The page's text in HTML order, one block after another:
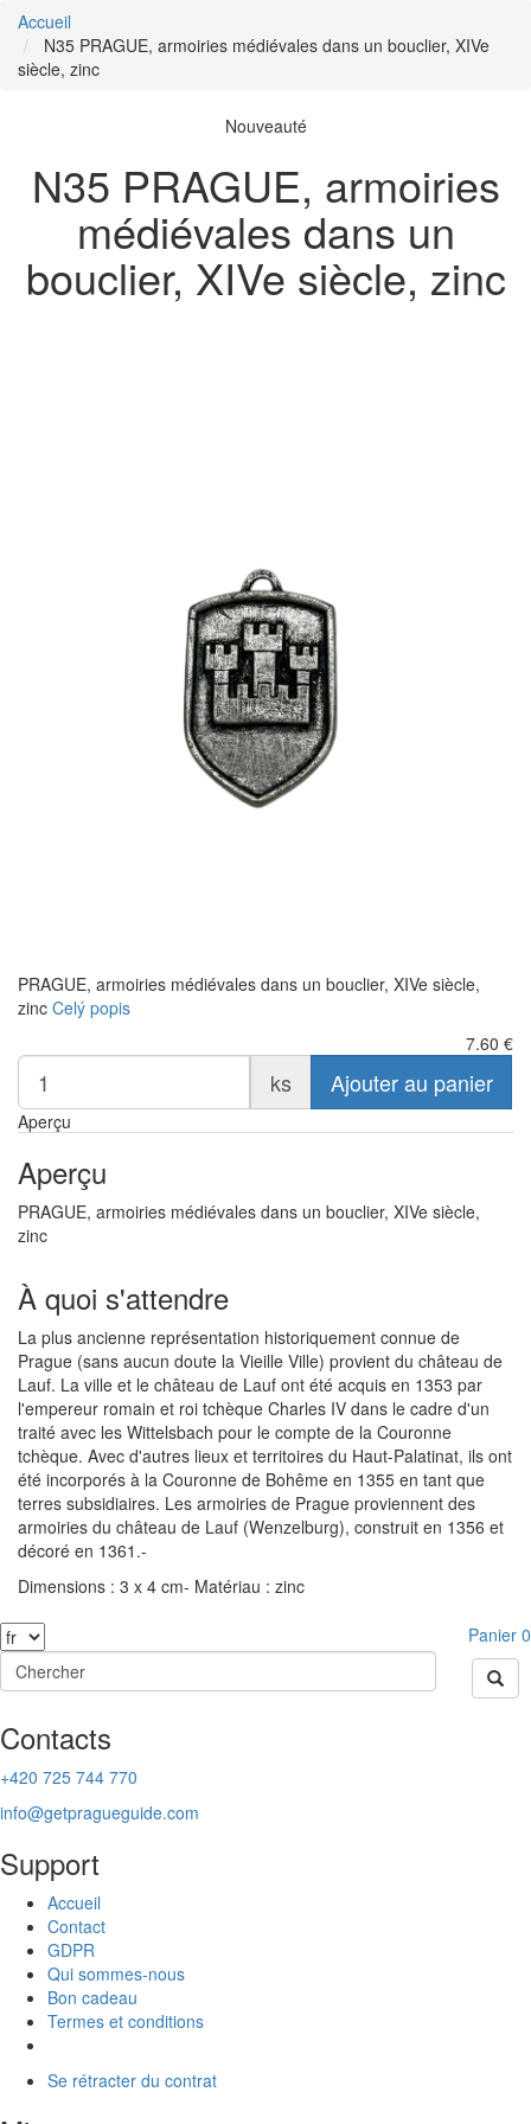
Accueil
N35 PRAGUE, armoiries médiévales dans un bouclier, XIVe
siècle, zinc
Nouveauté
N35 PRAGUE, armoiries
médiévales dans un
bouclier, XIVe siècle, zinc
PRAGUE, armoiries médiévales dans un bouclier, XIVe siècle,
zinc Celý popis
7.60 €
ks Ajouter au panier
Aperçu
Aperçu
PRAGUE, armoiries médiévales dans un bouclier, XIVe siècle,
zinc
À quoi s'attendre
La plus ancienne représentation historiquement connue de
Prague (sans aucun doute la Vieille Ville) provient du château de
Lauf. La ville et le château de Lauf ont été acquis en 1353 par
l'empereur romain et roi tchèque Charles IV dans le cadre d'un
traité avec les Wittelsbach pour le compte de la Couronne
tchèque. Avec d'autres lieux et territoires du Haut-Palatinat, ils ont
été incorporés à la Couronne de Bohême en 1355 en tant que
terres subsidiaires. Les armoiries de Prague proviennent des
armoiries du château de Lauf (Wenzelburg), construit en 1356 et
décoré en 1361.-
Dimensions : 3 x 4 cm- Matériau : zinc
Panier 0
Contacts
+420 725 744 770
info@getpragueguide.com
Support
Accueil
Contact
GDPR
Qui sommes-nous
Bon cadeau
Termes et conditions
Se rétracter du contrat